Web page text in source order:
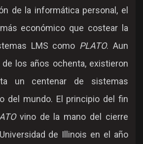
de la informática personal, el
económico que costear la
LMS como PLATO. Aun
los años ochenta, existieron
un centenar de sistemas
del mundo. El principio del fin
vino de la mano del cierre
de Illinois en el año